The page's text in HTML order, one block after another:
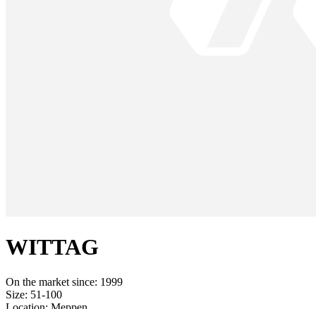
WITTAG
On the market since: 1999
Size: 51-100